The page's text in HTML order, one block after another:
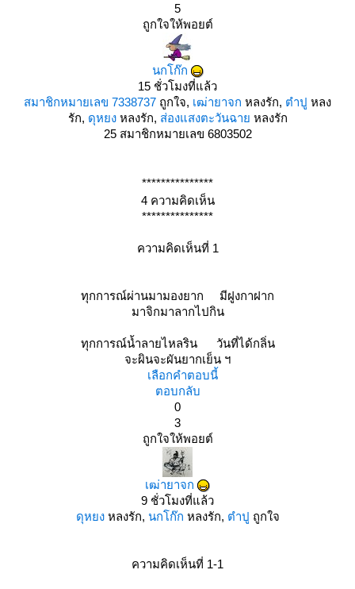
5
ถูกใจให้พอยต์
นกโก๊ก
15 ชั่วโมงที่แล้ว
สมาชิกหมายเลข 7338737 ถูกใจ, เฒ่ายาจก หลงรัก, ตำปู หลง
รัก, ดุหยงหลงรัก, ส่องแสงตะวันฉา หลงรัก
25 สมาชิกหมายเลข 6803502
***************
4 ความคิดเห็น
***************
ความคิดเห็นที่ 1
ทุกการณ์ผ่านมามองยาก มีฝูงกาฝาก
มาจิกมาลากไปกิน
ทุกการณ์น้ำลายไหลริน วันที่ได้กลิ่น
จะผินจะผันยากเย็น ฯ
เลือกคำตอบนี้
ตอบกลับ
0
3
ถูกใจให้พอยต์
เฒ่ายาจก
9 ชั่วโมงที่แล้ว
ดุหยงหลงรัก, นกโก๊ก หลงรัก, ตำปู ถูกใจ
ความคิดเห็นที่ 1-1